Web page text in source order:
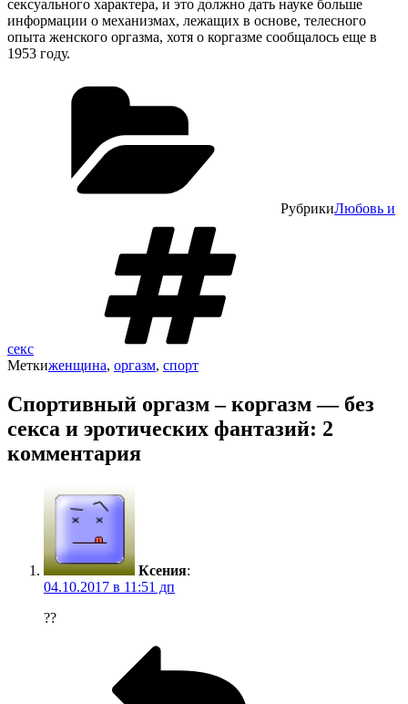
сексуального характера, и это должно дать науке больше
информации о механизмах, лежащих в основе, телесного
опыта женского оргазма, хотя о коргазме сообщалось еще в
1953 году.
РубрикиЛюбовь и
секс
Меткиженщина, оргазм, спорт
Спортивный оргазм – коргазм — без
секса и эротических фантазий: 2
комментария
Ксения:
04.10.2017 в 11:51 дп
??